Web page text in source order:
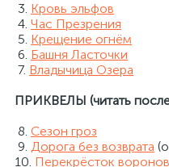
3. Кровь эльфов
4. Час Презрения
5. Крещение огнём
6. Башня Ласточки
7. Владычица Озера
ПРИКВЕЛЫ (читать
8. Сезон гроз
9. Дорога без возврата
10. Перекрёсток воронов